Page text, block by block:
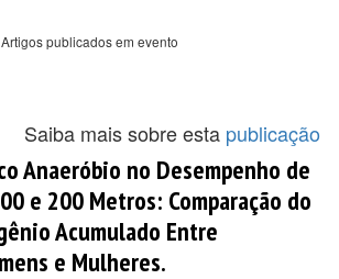
publicados em evento
Saiba mais sobre esta publicação
Anaeróbio no Desempenho de
e 200 Metros: Comparação do
Acumulado Entre
e Mulheres.